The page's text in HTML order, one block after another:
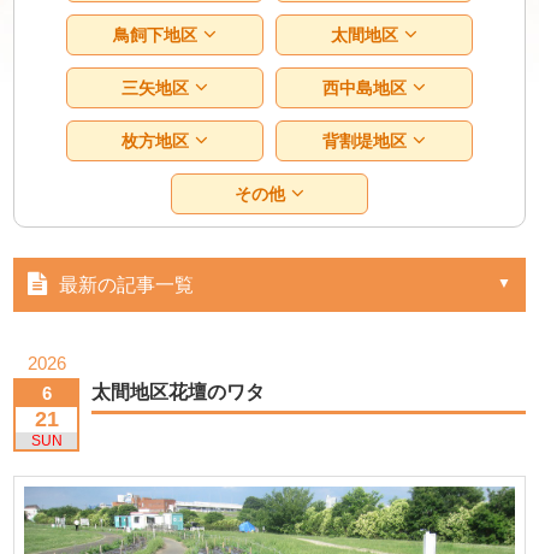
鳥飼下地区 太間地区
三矢地区 西中島地区
枚方地区 背割堤地区
その他
最新の記事一覧
2026
6
21
SUN
太間地区花壇のワタ